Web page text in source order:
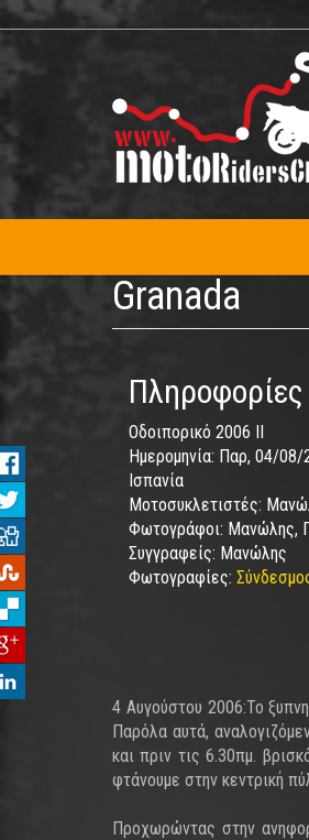
Παράκαμψη
προς
κυρίως
Granada
Πληροφορίες
Οδοιπορικό 2006 II
Ημερομηνία: Παρ, 04/08/
Ισπανία
Μοτοσυκλετιστές:
Φωτογράφοι: Μανώλης,
Συγγραφείς: Μανώλης
Φωτογραφίες:
4 Αυγούστου 2006:Το
Παρόλα αυτά,
και πριν τις 6.30πμ.
φτάνουμε στην κεντρική
Προχωρώντας στην